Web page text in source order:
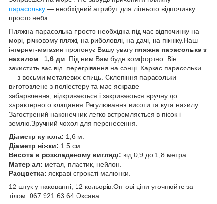
парасольку — необхідний атрибут для літнього відпочинку
просто неба.
Пляжна парасолька просто необхідна під час відпочинку на
морі, річковому пляжі, на риболовлі, на дачі, на пікніку.Наш
інтернет-магазин пропонує Вашу увагу пляжна парасолька з
нахилом 1,6 дм . Під ним Вам буде комфортно. Він
захистить вас від перегрівання на сонці. Каркас парасольки
— з восьми металевих спиць. Склепіння парасольки
виготовлене з поліестеру та має яскраве
забарвлення, відкривається і закривається вручну до
характерного клацання.Регулювання висоти та кута нахилу.
Загострений наконечник легко встромляється в пісок і
землю.Зручний чохол для перенесення.
Діаметр купола: 1,6 м.
Діаметр ніжки: 1.5 см.
Висота в розкладеному вигляді: від 0,9 до 1,8 метра.
Матеріал: метал, пластик, нейлон.
Расцветка: яскраві строкаті малюнки.
12 штук у пакованні, 12 кольорів.Оптові ціни уточнюйте за
тілом. 067 921 63 64 Оксана